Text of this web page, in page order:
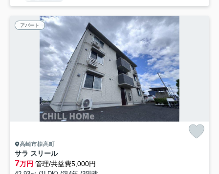
アパート
高崎市棟高町
サラ スリール
7万円 管理/共益費5,000円